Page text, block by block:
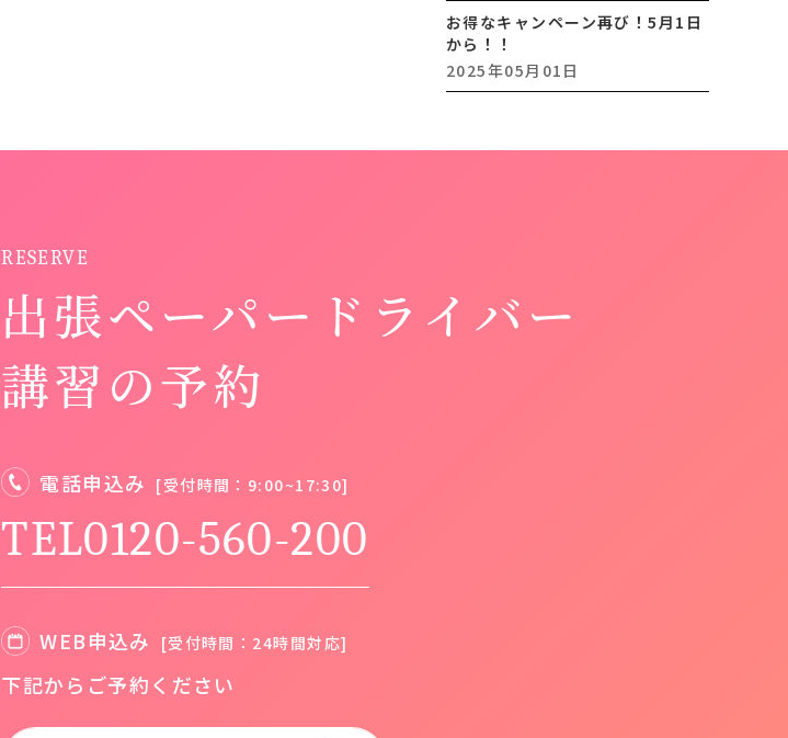
お得なキャンペーン再び！5月1日
から！！
2025年05月01日
RESERVE
出張ペーパードライバー
講習の予約
電話申込み [受付時間：9:00~17:30]
TEL0120-560-200
WEB申込み [受付時間：24時間対応]
下記からご予約ください